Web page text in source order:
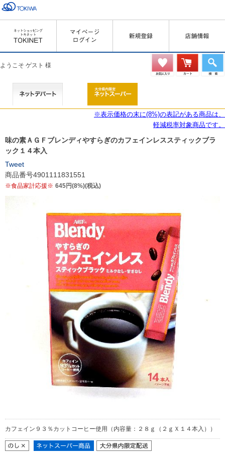
ようこそ ゲスト 様
※表示価格の末に(8%)の表記がある商品は、
軽減税率対象商品です。
味の素ＡＧＦブレンディやすらぎのカフェインレススティックブラ
ック１４本入
Tweet
商品番号4901111831551
※食品家計応援※ 645円(8%)(税込)
カフェイン９３％カットコーヒー使用（内容量：２８ｇ（２ｇＸ１４本入））